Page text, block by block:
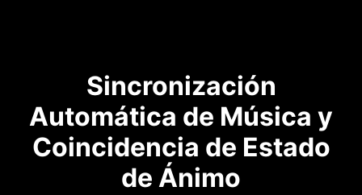
Sincronización
Automática de Música y
Coincidencia de Estado
de Ánimo